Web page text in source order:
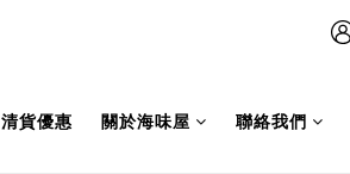
清貨優惠 關於海味屋 聯絡我們